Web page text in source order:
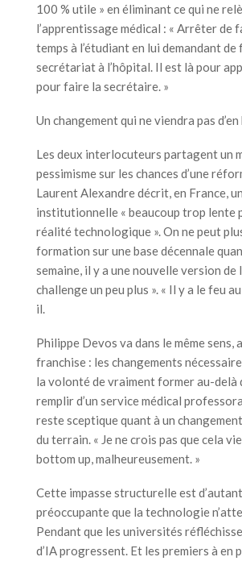
100 % utile » en éliminant ce qui ne
l’apprentissage médical : « Arrêter de
temps à l’étudiant en lui demandant de
secrétariat à l’hôpital. Il est là pour
pour faire la secrétaire. »
Un changement qui ne viendra pas d’en
Les deux interlocuteurs partagent un
pessimisme sur les chances d’une
Laurent Alexandre décrit, en France,
institutionnelle « beaucoup trop lente
réalité technologique ». On ne peut
formation sur une base décennale
semaine, il y a une nouvelle version de
challenge un peu plus ». « Il y a le feu
il.
Philippe Devos va dans le même sens,
franchise : les changements
la volonté de vraiment former au-delà
remplir d’un service médical
reste sceptique quant à un
du terrain. « Je ne crois pas que cela
bottom up, malheureusement. »
Cette impasse structurelle est
préoccupante que la technologie
Pendant que les universités
d’IA progressent. Et les premiers à en